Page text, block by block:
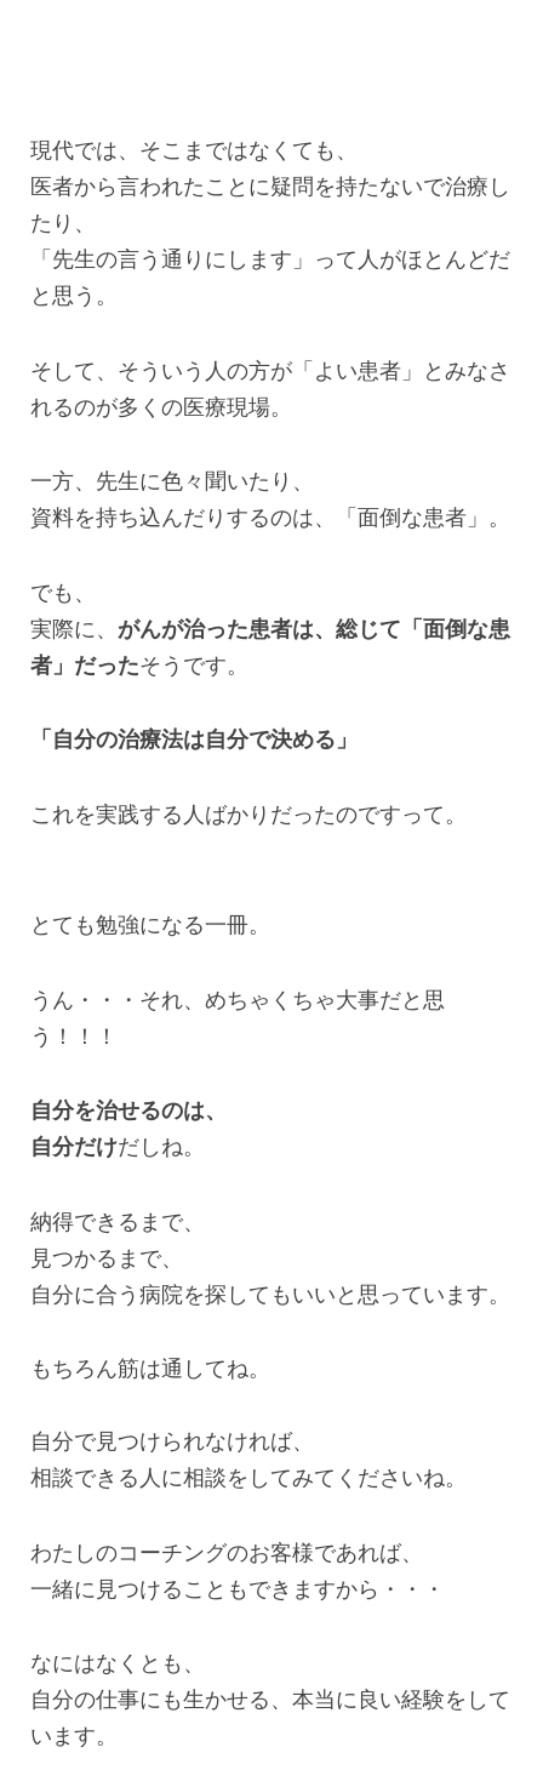
現代では、そこまではなくても、
医者から言われたことに疑問を持たないで治療し
たり、
「先生の言う通りにします」って人がほとんどだ
と思う。
そして、そういう人の方が「よい患者」とみなさ
れるのが多くの医療現場。
一方、先生に色々聞いたり、
資料を持ち込んだりするのは、「面倒な患者」。
でも、
実際に、 がんが治った患者は、総じて「面倒な患
者」だったそうです。
「自分の治療法は自分で決める」
これを実践する人ばかりだったのですって。
とても勉強になる一冊。
うん・・・それ、めちゃくちゃ大事だと思
う！！！
自分を治せるのは、
自分だけだしね。
納得できるまで、
見つかるまで、
自分に合う病院を探してもいいと思っています。
もちろん筋は通してね。
自分で見つけられなければ、
相談できる人に相談をしてみてくださいね。
わたしのコーチングのお客様であれば、
一緒に見つけることもできますから・・・
なにはなくとも、
自分の仕事にも生かせる、本当に良い経験をして
います。